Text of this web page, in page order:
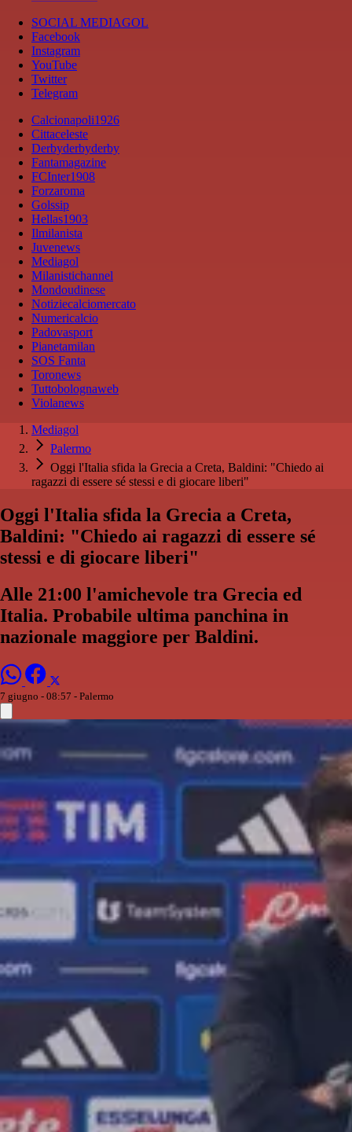
SOCIAL MEDIAGOL
Facebook
Instagram
YouTube
Twitter
Telegram
Calcionapoli1926
Cittaceleste
Derbyderbyderby
Fantamagazine
FCInter1908
Forzaroma
Golssip
Hellas1903
Ilmilanista
Juvenews
Mediagol
Milanistichannel
Mondoudinese
Notiziecalciomercato
Numericalcio
Padovasport
Pianetamilan
SOS Fanta
Toronews
Tuttobolognaweb
Violanews
Mediagol
Palermo
Oggi l'Italia sfida la Grecia a Creta, Baldini: "Chiedo ai
ragazzi di essere sé stessi e di giocare liberi"
Oggi l'Italia sfida la Grecia a Creta,
Baldini: "Chiedo ai ragazzi di essere sé
stessi e di giocare liberi"
Alle 21:00 l'amichevole tra Grecia ed
Italia. Probabile ultima panchina in
nazionale maggiore per Baldini.
7 giugno - 08:57 - Palermo